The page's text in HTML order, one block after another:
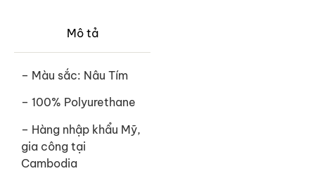
Mô tả
– Màu sắc: Nâu Tím
– 100% Polyurethane
– Hàng nhập khẩu Mỹ,
gia công tại
Cambodia